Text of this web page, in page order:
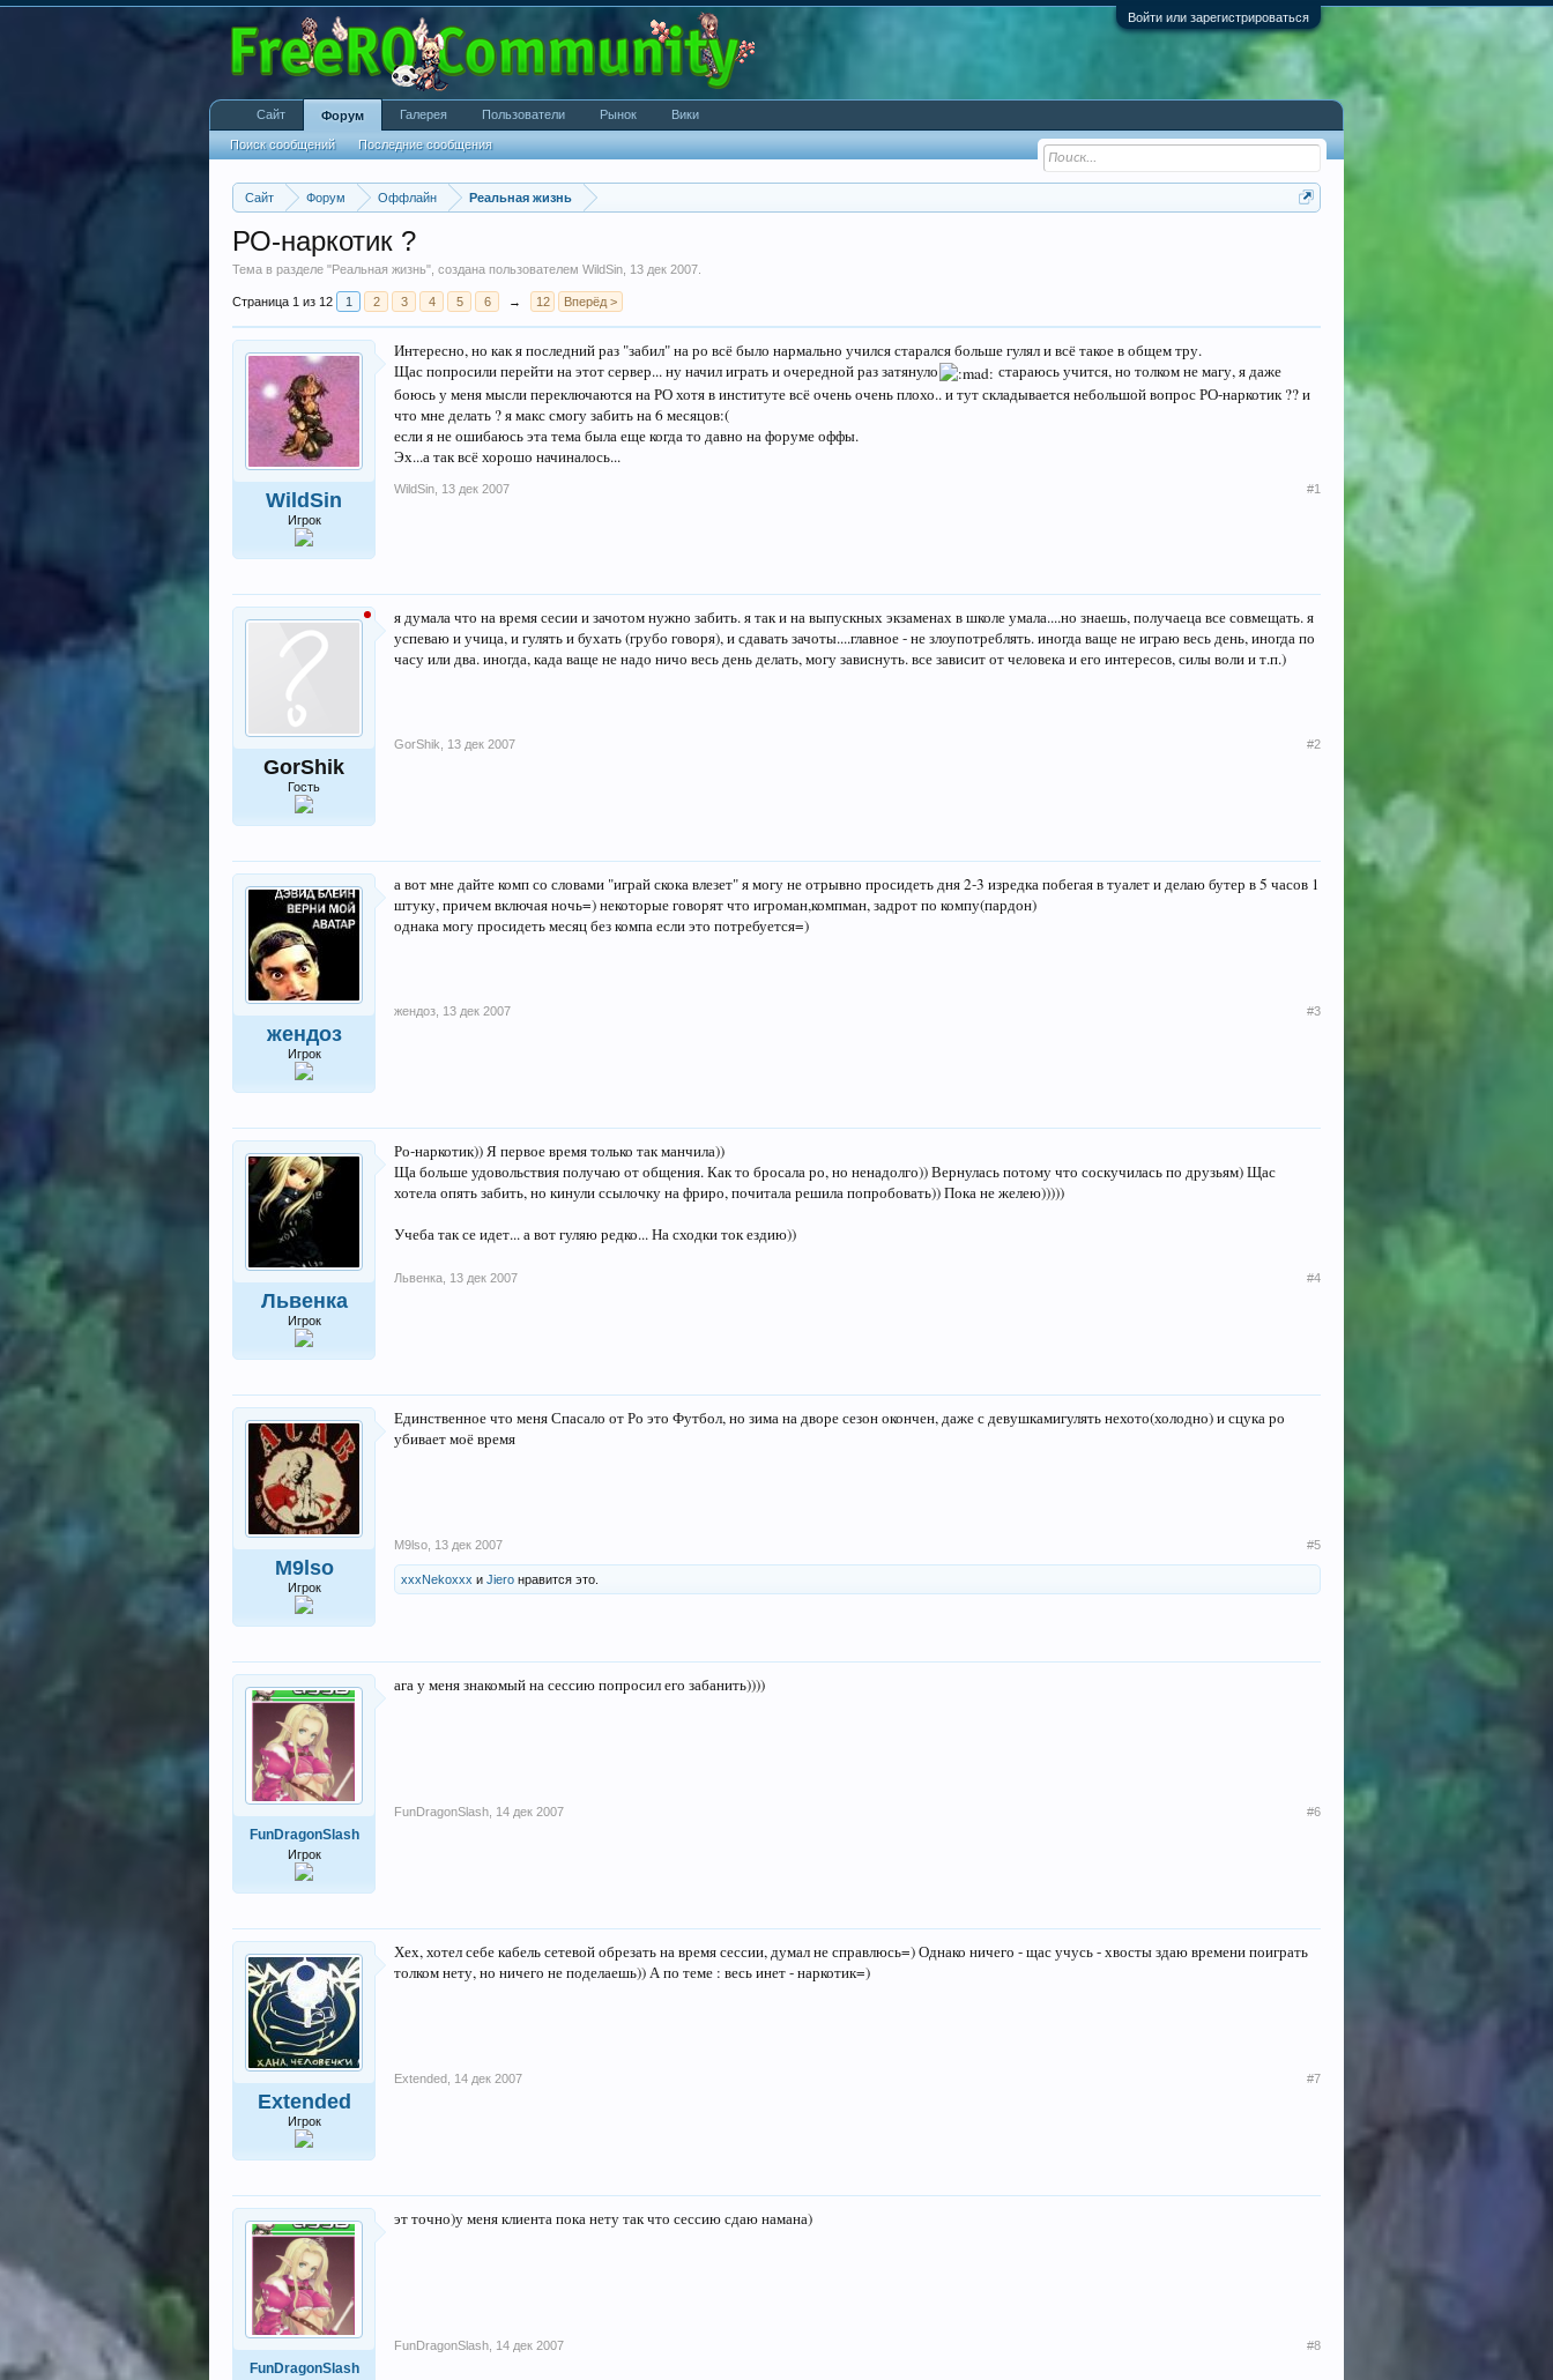
Войти или зарегистрироваться
Сайт Форум Оффлайн Реальная жизнь
РО-наркотик ?
Тема в разделе "Реальная жизнь", создана пользователем WildSin 13 дек 2007
Страница 1 из 12 1 2 3 4 5 6 → 12 Вперёд >
WildSin
Игрок
Интересно, но как я последний раз "забил" на ро всё было нармально учился старался больше гулял и всё такое в общем тру.
Щас попросили перейти на этот сервер... ну начил играть и очередной раз затянуло
стараюсь учится, но толком не магу, я даже
боюсь у меня мысли переключаются на РО хотя в институте всё очень очень плохо.. и тут складывается небольшой вопрос РО-наркотик ?? и
что мне делать ? я макс смогу забить на 6 месяцов:(
если я не ошибаюсь эта тема была еще когда то давно на форуме оффы.
Эх...а так всё хорошо начиналось...
WildSin 13 дек 2007 #1
GorShik
Гость
я думала что на время сесии и зачотом нужно забить. я так и на выпускных экзаменах в школе умала....но знаешь, получаеца все совмещать. я
успеваю и учица, и гулять и бухать (грубо говоря), и сдавать зачоты....главное - не злоупотреблять. иногда ваще не играю весь день, иногда по
часу или два. иногда, када ваще не надо ничо весь день делать, могу зависнуть. все зависит от человека и его интересов, силы воли и т.п.)
GorShik 13 дек 2007 #2
жендоз
Игрок
а вот мне дайте комп со словами "играй скока влезет" я могу не отрывно просидеть дня 2-3 изредка побегая в туалет и делаю бутер в 5 часов 1
штуку, причем включая ночь=) некоторые говорят что игроман,компман, задрот по компу(пардон)
однака могу просидеть месяц без компа если это потребуется=)
жендоз 13 дек 2007 #3
Львенка
Игрок
Ро-наркотик)) Я первое время только так манчила))
Ща больше удовольствия получаю от общения. Как то бросала ро, но ненадолго)) Вернулась потому что соскучилась по друзьям) Щас
хотела опять забить, но кинули ссылочку на фриро, почитала решила попробовать)) Пока не желею)))))
Учеба так се идет... а вот гуляю редко... На сходки ток ездию))
Львенка 13 дек 2007 #4
M9lso
Игрок
Единственное что меня Спасало от Ро это Футбол, но зима на дворе сезон окончен, даже с девушкамигулять нехото(холодно) и сцука ро
убивает моё время
M9lso 13 дек 2007 #5
xxxNekoxxx и Jiero нравится это.
FunDragonSlash
Игрок
ага у меня знакомый на сессию попросил его забанить))))
FunDragonSlash 14 дек 2007 #6
Extended
Игрок
Хех, хотел себе кабель сетевой обрезать на время сессии, думал не справлюсь=) Однако ничего - щас учусь - хвосты здаю времени поиграть
толком нету, но ничего не поделаешь)) А по теме : весь инет - наркотик=)
Extended 14 дек 2007 #7
FunDragonSlash
эт точно)у меня клиента пока нету так что сессию сдаю намана)
FunDragonSlash 14 дек 2007 #8
Сайт Форум
Поиск сообщений Последние сообщения
Галерея Пользователи Рынок Вики